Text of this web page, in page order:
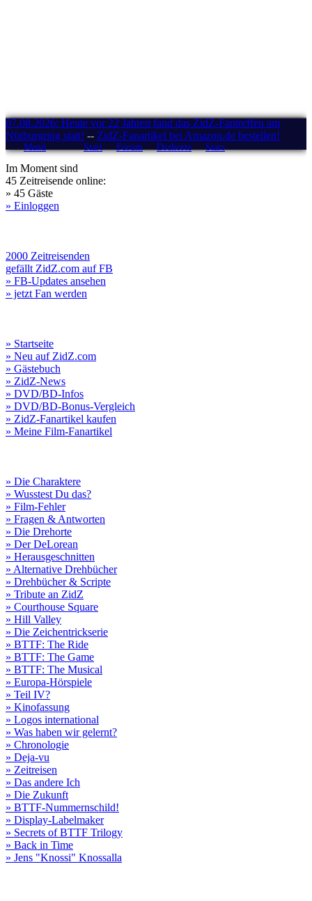
07.08.2026: Heute vor 22 Jahren fand das ZidZ-Fantreffen am
Nürburgring statt! -- ZidZ-Fanartikel bei Amazon.de bestellen!
Menü Start Forum Drehorte Stars
Im Moment sind
45 Zeitreisende online:
» 45 Gäste
» Einloggen
2000 Zeitreisenden
gefällt ZidZ.com auf FB
» FB-Updates ansehen
» jetzt Fan werden
» Startseite
» Neu auf ZidZ.com
» Gästebuch
» ZidZ-News
» DVD/BD-Infos
» DVD/BD-Bonus-Vergleich
» ZidZ-Fanartikel kaufen
» Meine Film-Fanartikel
» Die Charaktere
» Wusstest Du das?
» Film-Fehler
» Fragen & Antworten
» Die Drehorte
» Der DeLorean
» Herausgeschnitten
» Alternative Drehbücher
» Drehbücher & Scripte
» Tribute an ZidZ
» Courthouse Square
» Hill Valley
» Die Zeichentrickserie
» BTTF: The Ride
» BTTF: The Game
» BTTF: The Musical
» Europa-Hörspiele
» Teil IV?
» Kinofassung
» Logos international
» Was haben wir gelernt?
» Chronologie
» Deja-vu
» Zeitreisen
» Das andere Ich
» Die Zukunft
» BTTF-Nummernschild!
» Display-Labelmaker
» Secrets of BTTF Trilogy
» Back in Time
» Jens "Knossi" Knossalla